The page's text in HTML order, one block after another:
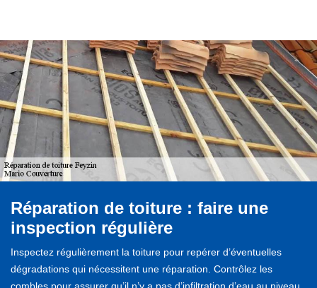
Réparation de toiture : faire une
inspection régulière
Inspectez régulièrement la toiture pour repérer d’éventuelles
dégradations qui nécessitent une réparation. Contrôlez les
combles pour assurer qu’il n’y a pas d’infiltration d’eau au niveau